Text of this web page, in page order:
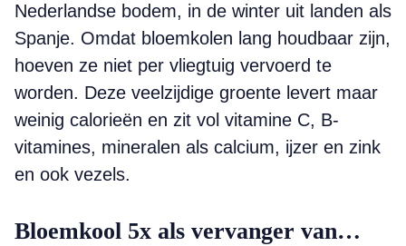
Nederlandse bodem, in de winter uit landen als
Spanje. Omdat bloemkolen lang houdbaar zijn,
hoeven ze niet per vliegtuig vervoerd te
worden. Deze veelzijdige groente levert maar
weinig calorieën en zit vol vitamine C, B-
vitamines, mineralen als calcium, ijzer en zink
en ook vezels.
Bloemkool 5x als vervanger van…